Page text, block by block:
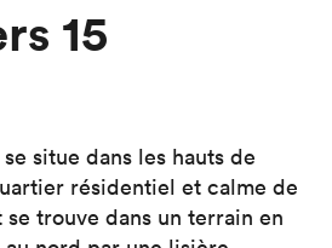
15
situe dans les hauts de
résidentiel et calme de
trouve dans un terrain en